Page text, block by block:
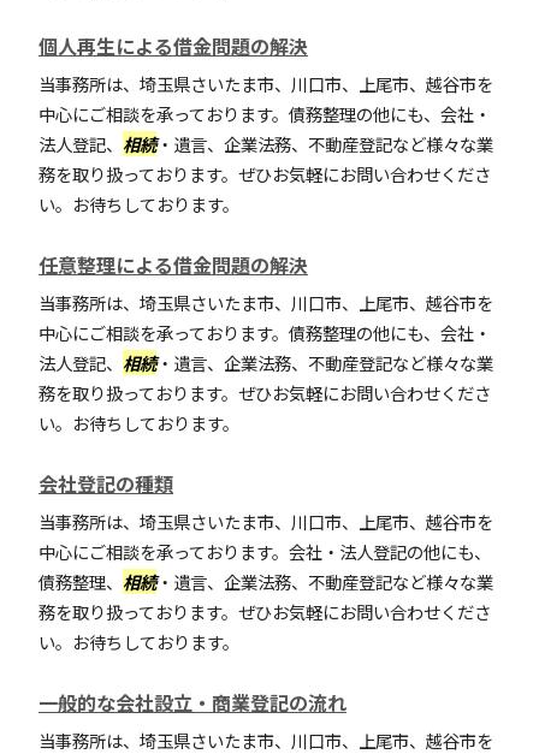
個人再生による借金問題の解決
当事務所は、埼玉県さいたま市、川口市、上尾市、越谷市を
中心にご相談を承っております。債務整理の他にも、会社・
法人登記、 相続・遺言、企業法務、不動産登記など様々な業
務を取り扱っております。ぜひお気軽にお問い合わせくださ
い。お待ちしております。
任意整理による借金問題の解決
当事務所は、埼玉県さいたま市、川口市、上尾市、越谷市を
中心にご相談を承っております。債務整理の他にも、会社・
法人登記、 相続・遺言、企業法務、不動産登記など様々な業
務を取り扱っております。ぜひお気軽にお問い合わせくださ
い。お待ちしております。
会社登記の種類
当事務所は、埼玉県さいたま市、川口市、上尾市、越谷市を
中心にご相談を承っております。会社・法人登記の他にも、
債務整理、 相続・遺言、企業法務、不動産登記など様々な業
務を取り扱っております。ぜひお気軽にお問い合わせくださ
い。お待ちしております。
一般的な会社設立・商業登記の流れ
当事務所は、埼玉県さいたま市、川口市、上尾市、越谷市を